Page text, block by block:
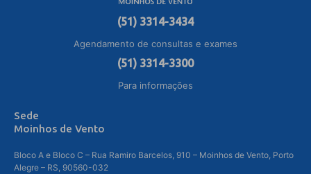
(51) 3314-3434
Agendamento de consultas e exames
(51) 3314-3300
Para informações
Sede
Moinhos de Vento
Bloco A e Bloco C – Rua Ramiro Barcelos, 910 – Moinhos de Vento, Porto
Alegre – RS, 90560-032